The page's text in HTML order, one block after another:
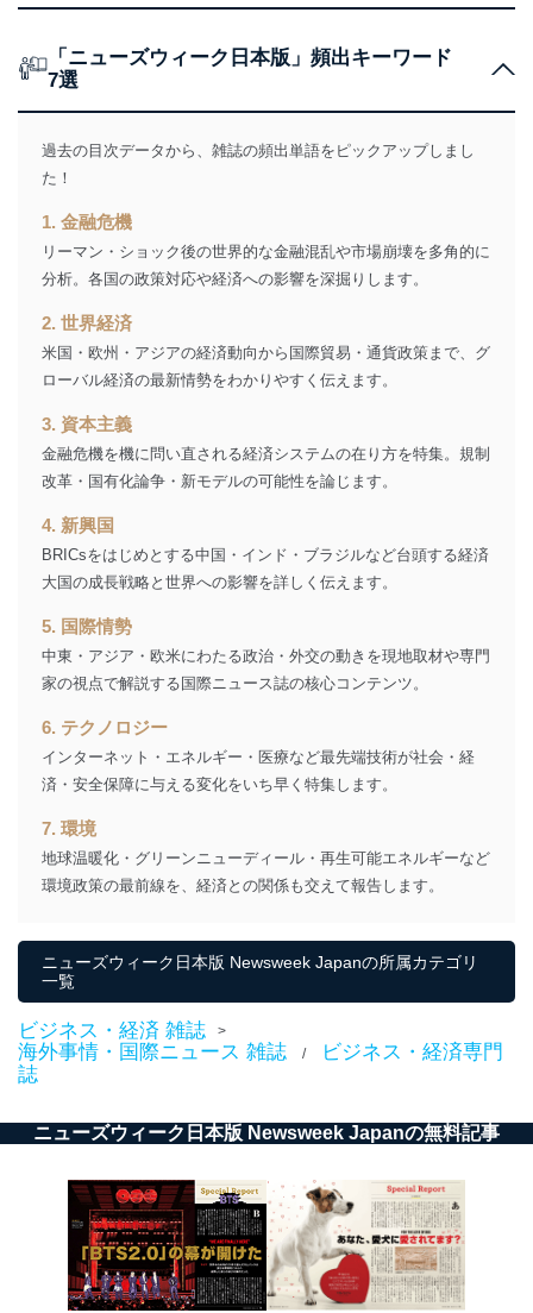
3
当社カスタマーQ＆ サイトのサービス内容のご案内の
ｅメール等による商品、サービ
るご案内のため
5
当社の従業者の個
人情報
め
6
パートナー（提携
により当社の
等をご利用の方の
個人情報
購入商品配送のため
サービス、キャンペーン等の広告
に関するご案内のため
7
SNS公式アカウン
トに登録された方
お問い合わせ対応、トラブル対
処、オペレーター教育など応対品
ー等にて公表する利用目的達成の
ため
※上記の利用目的のうちNo.1～5については保有個人デ
ータ（開示対象個人情報）の利用目的であり、下記4.の
開示等のご請求に対応させていただきます。
なお、6、7については、パートナー（提携企業）様又は
各SNS運営会社様にご請求いただきますようお願い致し
３．個人情報の第三者提供について
当社は、取得した個人情報を適切に管理し､あらかじめ
本人の同意を得ることなく第三者に提供することはあり
ません。ただし、次の場合は除きます。
法令に基づく場合
人の生命､身体または財産の保護のために必要がある
き。
公衆衛生の向上または児童の健全な育成の推進のため
国の機関もしくは地方公共団体またはその委託を受け
た者が法令の定める事務を遂行することに対して協力
き。
上記２．の利用目的を実施するために守秘義務を結ん
託・提供する場合、その業務に必要な範囲で委託・提
供先企業に個人情報を開示することがあります。
委託・提供先企業は具体的には以下のような企業です
が、これらに限りません。
委託先：カスタマーサポート支援会社 、クレジッ
トカード決済などの決済代行・料金回収会社、広
「ニューズウィーク日本版」頻出キーワード
7選
過去の目次データから、雑誌の頻出単語をピックアップしまし
た！
1. 金融危機
リーマン・ショック後の世界的な金融混乱や市場崩壊を多角的に
分析。各国の政策対応や経済への影響を深掘りします。
2. 世界経済
米国・欧州・アジアの経済動向から国際貿易・通貨政策まで、グ
ローバル経済の最新情勢をわかりやすく伝えます。
3. 資本主義
金融危機を機に問い直される経済システムの在り方を特集。規制
改革・国有化論争・新モデルの可能性を論じます。
4. 新興国
BRICsをはじめとする中国・インド・ブラジルなど台頭する経済
大国の成長戦略と世界への影響を詳しく伝えます。
5. 国際情勢
中東・アジア・欧米にわたる政治・外交の動きを現地取材や専門
家の視点で解説する国際ニュース誌の核心コンテンツ。
6. テクノロジー
インターネット・エネルギー・医療など最先端技術が社会・経
済・安全保障に与える変化をいち早く特集します。
7. 環境
地球温暖化・グリーンニューディール・再生可能エネルギーなど
環境政策の最前線を、経済との関係も交えて報告します。
ニューズウィーク日本版 Newsweek Japanの所属カテゴリ
一覧
ビジネス・経済 雑誌 >
海外事情・国際ニュース 雑誌 /
ビジネス・経済専門
誌
ニューズウィーク日本版 Newsweek Japanの無料記事